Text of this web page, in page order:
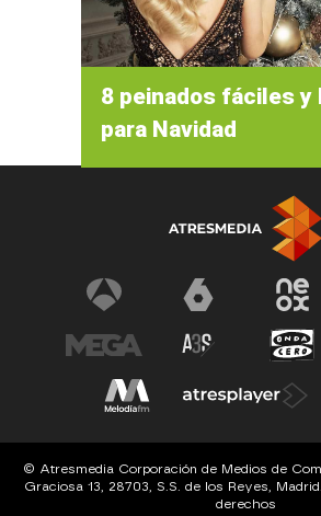
8 peinados fáciles y
para Navidad
© Atresmedia Corporación de Medios de
Graciosa 13, 28703, S.S. de los Reyes,
derechos